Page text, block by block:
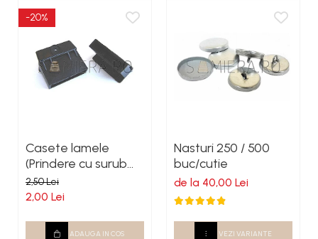
-20%
Casete lamele
(Prindere cu surub
autoforant)
2,50 Lei
2,00 Lei
ADAUGA IN COS
Nasturi 250 / 500
buc/cutie
de la 40,00 Lei
VEZI VARIANTE